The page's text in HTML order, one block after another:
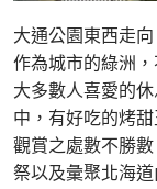
大通公園東西走
作為城市的綠洲
大多數人喜愛的
中，有好吃的烤
觀賞之處數不勝
祭以及彙聚北海